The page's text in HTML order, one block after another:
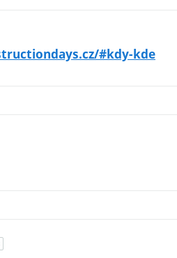
#kdy-kde